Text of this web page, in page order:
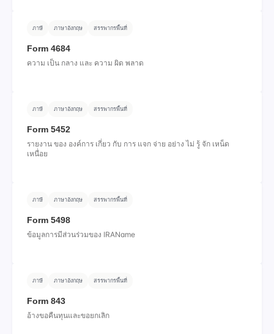
ภาษี ภาษาอังกฤษ สรรพากรพื้นที่
Form 4684
ความ เป็น กลาง และ ความ ผิด พลาด
ภาษี ภาษาอังกฤษ สรรพากรพื้นที่
Form 5452
รายงาน ของ องค์การ เกี่ยว กับ การ แจก จ่าย อย่าง ไม่ รู้ จัก เหน็ด
เหนื่อย
ภาษี ภาษาอังกฤษ สรรพากรพื้นที่
Form 5498
ข้อมูลการมีส่วนร่วมของ IRAName
ภาษี ภาษาอังกฤษ สรรพากรพื้นที่
Form 843
อ้างขอคืนทุนและขอยกเลิก